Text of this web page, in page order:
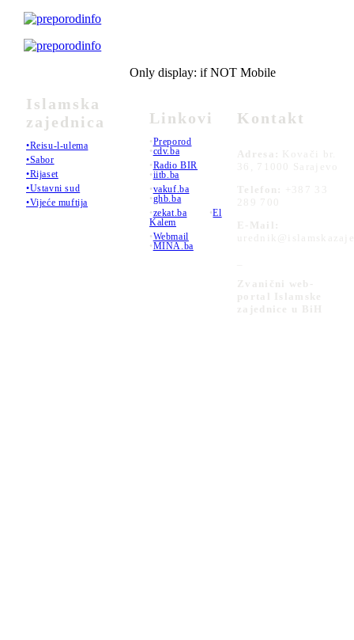
Islamska
zajednica
•Reisu-l-ulema
•Sabor
•Rijaset
•Ustavni sud
•Vijeće muftija
Only display: if NOT Mobile
Linkovi
•Preporod
•cdv.ba
•Radio BIR
•iitb.ba
•vakuf.ba
•ghb.ba
•zekat.ba •El
Kalem
•Webmail
•MINA.ba
Kontakt
Adresa:
Kovači br.
36, 71000 Sarajevo
Telefon:
+387 33
289 700
E-Mail:
Zvanični web-
portal Islamske
zajednice u BiH